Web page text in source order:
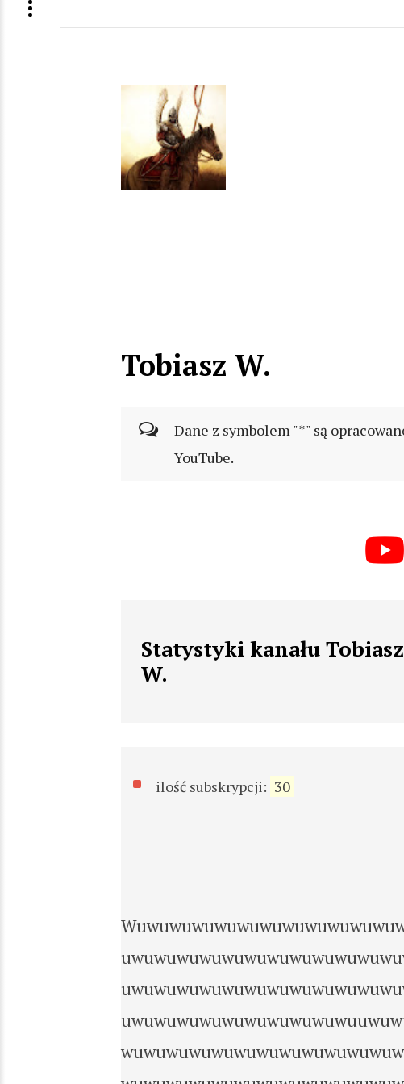
Tobiasz W.
Dane z symbolem "*" są
YouTube.
Statystyki kanału Tobiasz
W.
ilość subskrypcji: 30